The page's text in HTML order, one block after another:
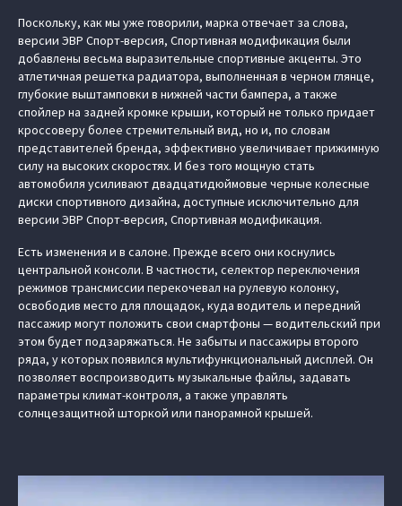
Поскольку, как мы уже говорили, марка отвечает за слова,
версии ЭВР Спорт-версия, Спортивная модификация были
добавлены весьма выразительные спортивные акценты. Это
атлетичная решетка радиатора, выполненная в черном глянце,
глубокие выштамповки в нижней части бампера, а также
спойлер на задней кромке крыши, который не только придает
кроссоверу более стремительный вид, но и, по словам
представителей бренда, эффективно увеличивает прижимную
силу на высоких скоростях. И без того мощную стать
автомобиля усиливают двадцатидюймовые черные колесные
диски спортивного дизайна, доступные исключительно для
версии ЭВР Спорт-версия, Спортивная модификация.
Есть изменения и в салоне. Прежде всего они коснулись
центральной консоли. В частности, селектор переключения
режимов трансмиссии перекочевал на рулевую колонку,
освободив место для площадок, куда водитель и передний
пассажир могут положить свои смартфоны — водительский при
этом будет подзаряжаться. Не забыты и пассажиры второго
ряда, у которых появился мультифункциональный дисплей. Он
позволяет воспроизводить музыкальные файлы, задавать
параметры климат-контроля, а также управлять
солнцезащитной шторкой или панорамной крышей.